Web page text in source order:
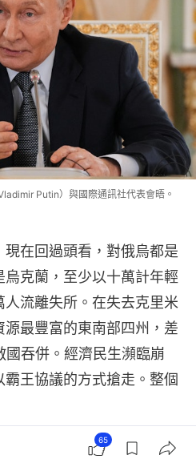
Putin）與國際通訊社代表會晤。
在回過頭看，對俄烏都是
克蘭，至少以十萬計年輕
流離失所。在失去克里米
最豐富的東南部四州，差
吞併。經濟民生瀕臨崩
王協議的方式搶走。整個
耗一些，吞併了烏克蘭不少
65